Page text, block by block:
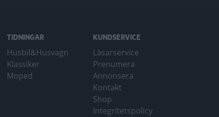
TIDNINGAR
Husbil&Husvagn
Klassiker
Moped
KUNDSERVICE
Läsarservice
Prenumera
Annonsera
Kontakt
Shop
Integritetspolicy